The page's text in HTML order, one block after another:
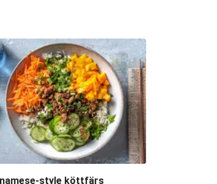
style köttfärs